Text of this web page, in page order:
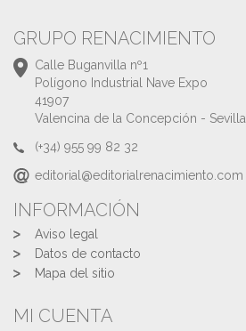
GRUPO RENACIMIENTO
Calle Buganvilla nº1
Polígono Industrial Nave Expo
41907
Valencina de la Concepción - Sevilla
(+34) 955 99 82 32
editorial@editorialrenacimiento.com
INFORMACIÓN
Aviso legal
Datos de contacto
Mapa del sitio
MI CUENTA